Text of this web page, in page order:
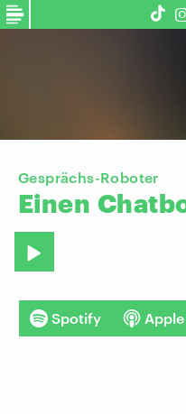
Gesprächs-Roboter
Einen
Spotify